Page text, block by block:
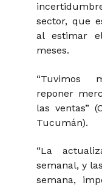
sector, que
al estimar
meses.
“Tuvimos
reponer
las ventas”
Tucumán).
“La
semanal, y
semana,